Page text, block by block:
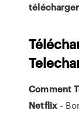
télécharger
Comment
Netflix~